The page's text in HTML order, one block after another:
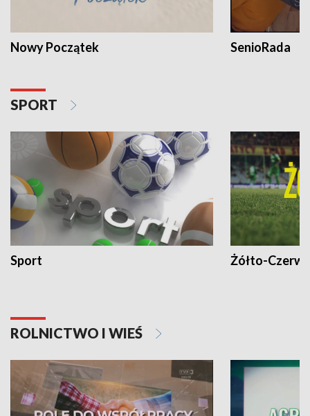
Nowy Początek SenioRada
SPORT
Sport Żółto-
ROLNICTWO I WIEŚ